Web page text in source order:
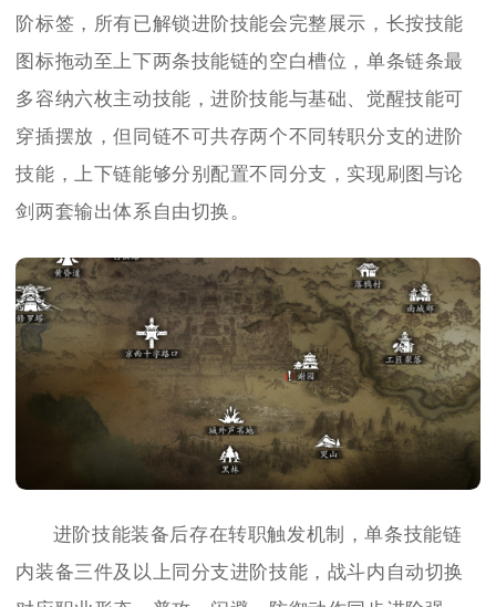
阶标签，所有已解锁进阶技能会完整展示，长按技能
图标拖动至上下两条技能链的空白槽位，单条链条最
多容纳六枚主动技能，进阶技能与基础、觉醒技能可
穿插摆放，但同链不可共存两个不同转职分支的进阶
技能，上下链能够分别配置不同分支，实现刷图与论
剑两套输出体系自由切换。
进阶技能装备后存在转职触发机制，单条技能链
内装备三件及以上同分支进阶技能，战斗内自动切换